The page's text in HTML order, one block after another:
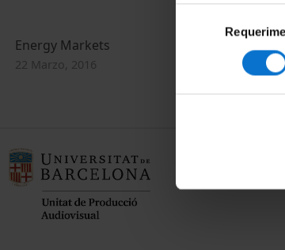
consentiment
Energy Markets
22 Marzo, 2016